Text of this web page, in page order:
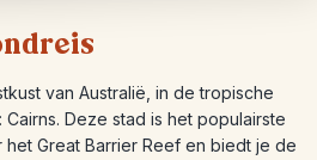
van Australië, in de tropische
Deze stad is het populairste
Great Barrier Reef en biedt je de